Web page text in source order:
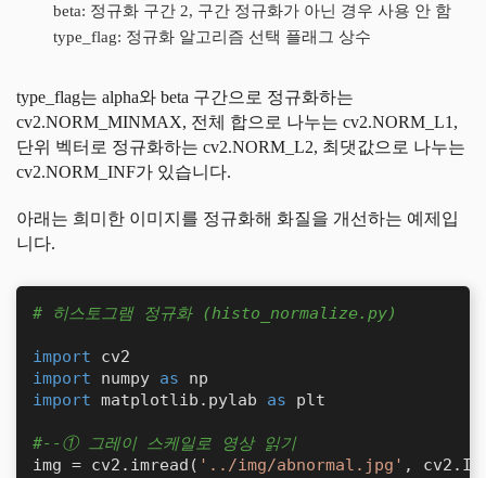
beta: 정규화 구간 2, 구간 정규화가 아닌 경우 사용 안 함
type_flag: 정규화 알고리즘 선택 플래그 상수
type_flag는 alpha와 beta 구간으로 정규화하는
cv2.NORM_MINMAX, 전체 합으로 나누는 cv2.NORM_L1,
단위 벡터로 정규화하는 cv2.NORM_L2, 최댓값으로 나누는
cv2.NORM_INF가 있습니다.
아래는 희미한 이미지를 정규화해 화질을 개선하는 예제입
니다.
# 히스토그램 정규화 (histo_normalize.py)
import
import numpy as
import matplotlib.pylab as plt
#--① 그레이 스케일로 영상 읽기
img = cv2.imread( '../img/abnormal.jpg' ,